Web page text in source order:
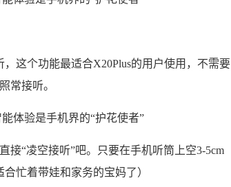
这个功能最适合X20Plus的用户使用，不需要
常接听。
接“凌空接听”吧。只要在手机听筒上空3-5cm
忙着带娃和家务的宝妈了）